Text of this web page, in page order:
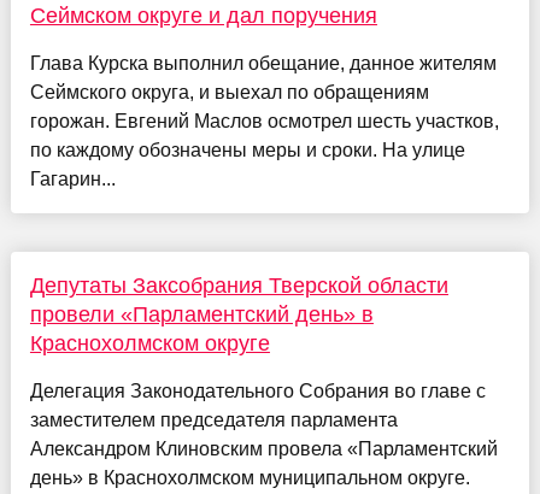
Сеймском округе и дал поручения
Глава Курска выполнил обещание, данное жителям
Сеймского округа, и выехал по обращениям
горожан. Евгений Маслов осмотрел шесть участков,
по каждому обозначены меры и сроки. На улице
Гагарин...
Депутаты Заксобрания Тверской области
провели «Парламентский день» в
Краснохолмском округе
Делегация Законодательного Собрания во главе с
заместителем председателя парламента
Александром Клиновским провела «Парламентский
день» в Краснохолмском муниципальном округе.